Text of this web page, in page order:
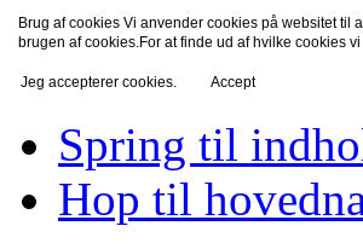
TV-
Spring til
Hop til
Brug af cookies Vi anvender cookies på websitet
brugen af cookies.For at finde ud af hvilke cookies
Jeg accepterer cookies. Accept